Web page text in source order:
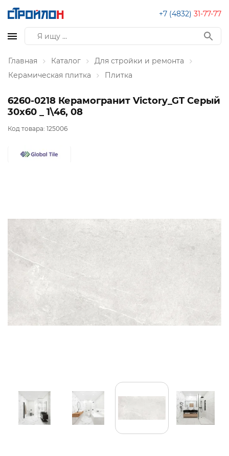
+7 (4832) 31-77-77
Главная Каталог
Для стройки и ремонта
Керамическая плитка
Плитка
6260-0218 Керамогранит Victory_GT Серый
30x60 _ 1\46, 08
Код товара: 125006